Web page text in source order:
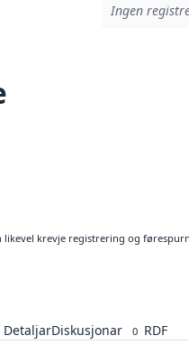
Ingen
krevje registrering og
DetaljarDiskusjonar 0 RDF